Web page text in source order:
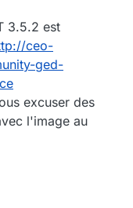
3.5.2 est
ceo-
ged-
excuser des
l'image au